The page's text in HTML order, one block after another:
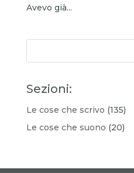
Avevo già...
Sezioni:
Le cose che scrivo (135)
Le cose che suono (20)